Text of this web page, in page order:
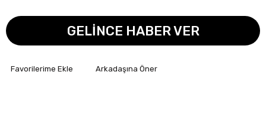
GELİNCE HABER VER
Arkadaşına Öner